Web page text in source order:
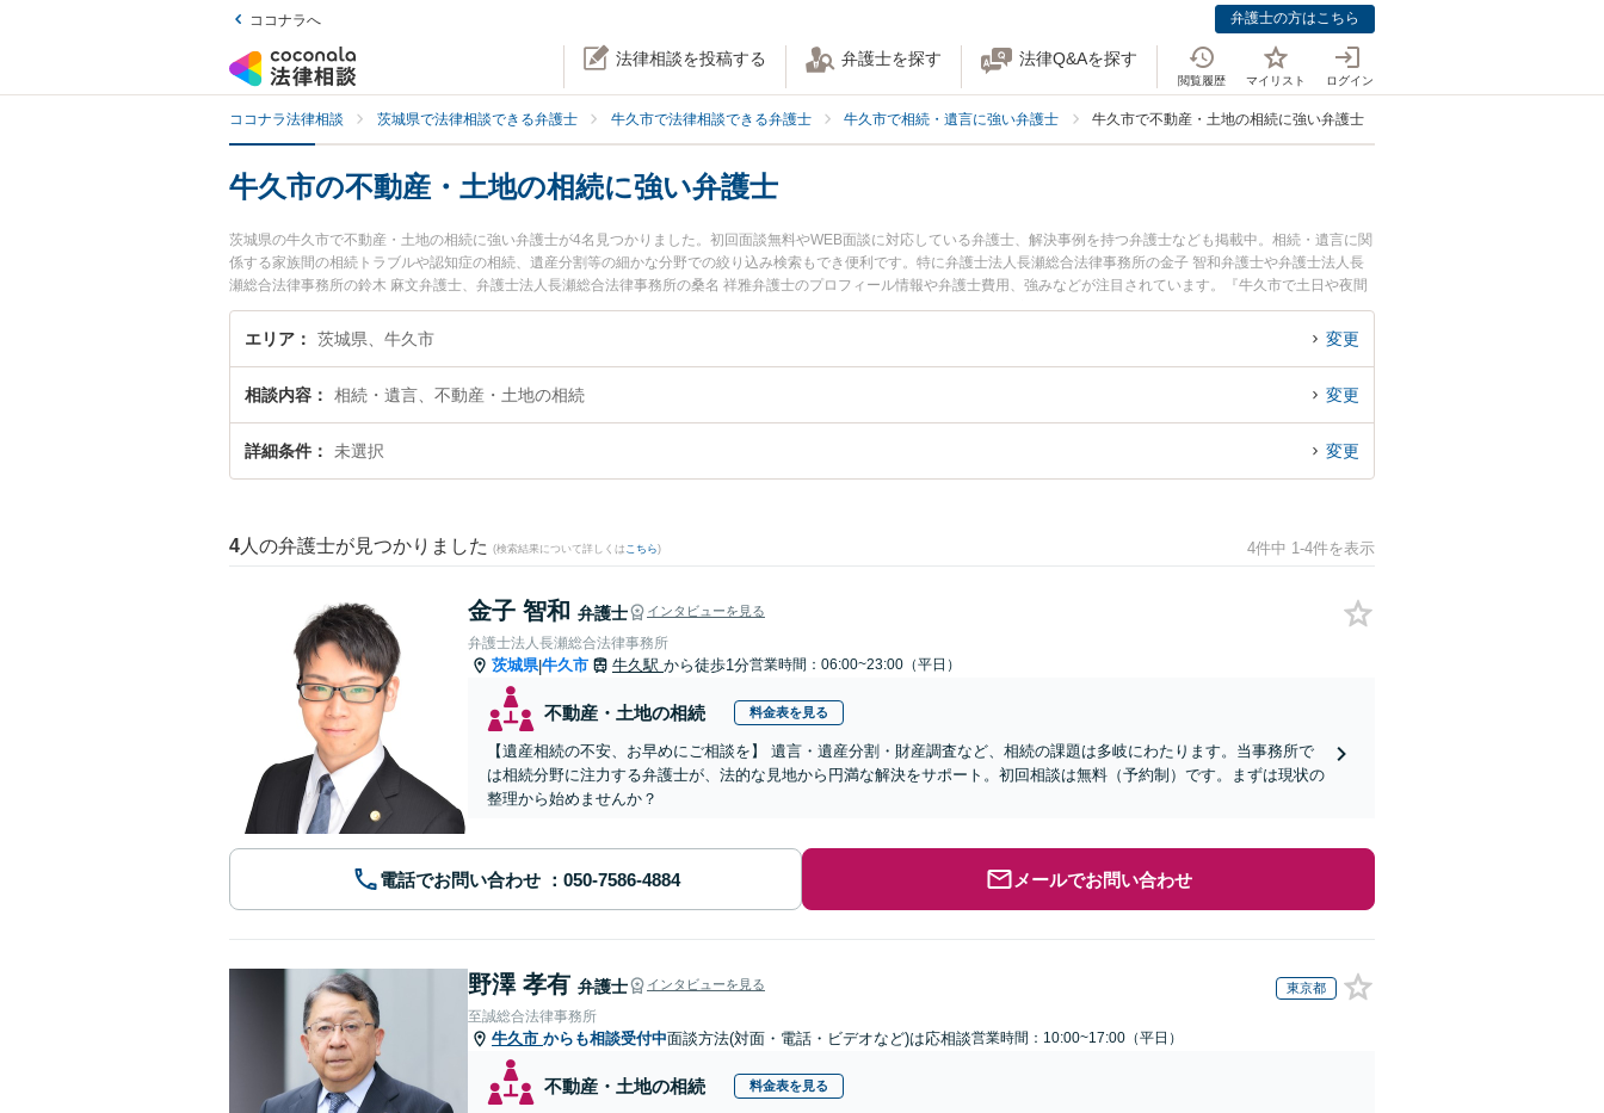
ココナラへ 弁護士の方はこちら
法律相談を投稿する 弁護士を探す 法律Q&Aを探す
閲覧履歴 マイリスト ログイン
ココナラ法律相談 茨城県で法律相談できる弁護士 牛久市で法律相談できる弁護士 牛久市で相続・遺言に強い弁護士 牛久市で不動産・土地の相続に強い弁護士
牛久市の不動産・土地の相続に強い弁護士
茨城県の牛久市で不動産・土地の相続に強い弁護士が4名見つかりました。初回面談無料やWEB面談に対応している弁護士、解決事例を持つ弁護士なども掲載中。相続・遺言に関
係する家族間の相続トラブルや認知症の相続、遺産分割等の細かな分野での絞り込み検索もでき便利です。特に弁護士法人長瀬総合法律事務所の金子 智和弁護士や弁護士法人長
瀬総合法律事務所の鈴木 麻文弁護士、弁護士法人長瀬総合法律事務所の桑名 祥雅弁護士のプロフィール情報や弁護士費用、強みなどが注目されています。『牛久市で土日や夜間
に発生した不動産・土地の相続のトラブルを今すぐに弁護士に相談したい』『不動産・土地の相続のトラブル解決の実績豊富な近くの弁護士を検索したい』『初回相談無料で不動
産・土地の相続を法律相談できる牛久市内の弁護士に相談予約したい』などでお困りの相談者さんにおすすめです。
エリア 茨城県、牛久市 変更
相談内容 相続・遺言、不動産・土地の相続 変更
詳細条件 未選択 変更
4 人の弁護士が見つかりました (検索結果について詳しくは こちら) 4件中 1-4件を表示
金子 智和 弁護士 インタビューを見る
弁護士法人長瀬総合法律事務所
茨城県|牛久市 牛久駅 から徒歩1分営業時間：06:00~23:00（平日）
不動産・土地の相続 料金表を見る
【遺産相続の不安、お早めにご相談を】 遺言・遺産分割・財産調査など、相続の課題は多岐にわたります。当事務所で
は相続分野に注力する弁護士が、法的な見地から円満な解決をサポート。初回相談は無料（予約制）です。まずは現状の
整理から始めませんか？
電話でお問い合わせ メールでお問い合わせ
野澤 孝有 弁護士 インタビューを見る 東京都
至誠総合法律事務所
牛久市 からも相談受付中面談方法(対面・電話・ビデオなど)は応相談営業時間：10:00~17:00（平日）
不動産・土地の相続 料金表を見る